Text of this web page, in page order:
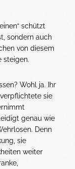
schützt
sondern auch
von diesem
steigen.
Wohl ja. Ihr
sie
genau wie
Denn
sie
weiter